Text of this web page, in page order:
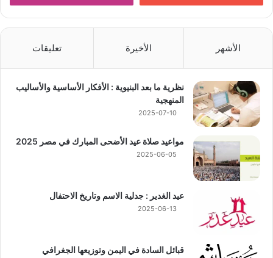
الأشهر الأخيرة تعليقات
نظرية ما بعد البنيوية : الأفكار الأساسية والأساليب
المنهجية
2025-07-10
مواعيد صلاة عيد الأضحى المبارك في مصر 2025
2025-06-05
عيد الغدير : جدلية الاسم وتاريخ الاحتفال
2025-06-13
قبائل السادة في اليمن وتوزيعها الجغرافي